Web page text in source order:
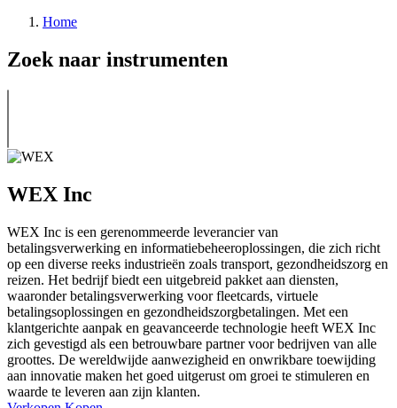
Home
Zoek naar instrumenten
WEX Inc
WEX Inc is een gerenommeerde leverancier van
betalingsverwerking en informatiebeheeroplossingen, die zich richt
op een diverse reeks industrieën zoals transport, gezondheidszorg en
reizen. Het bedrijf biedt een uitgebreid pakket aan diensten,
waaronder betalingsverwerking voor fleetcards, virtuele
betalingsoplossingen en gezondheidszorgbetalingen. Met een
klantgerichte aanpak en geavanceerde technologie heeft WEX Inc
zich gevestigd als een betrouwbare partner voor bedrijven van alle
groottes. De wereldwijde aanwezigheid en onwrikbare toewijding
aan innovatie maken het goed uitgerust om groei te stimuleren en
waarde te leveren aan zijn klanten.